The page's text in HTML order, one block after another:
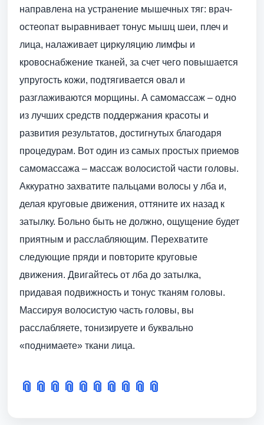
направлена на устранение мышечных тяг: врач-
остеопат выравнивает тонус мышц шеи, плеч и
лица, налаживает циркуляцию лимфы и
кровоснабжение тканей, за счет чего повышается
упругость кожи, подтягивается овал и
разглаживаются морщины. А самомассаж – одно
из лучших средств поддержания красоты и
развития результатов, достигнутых благодаря
процедурам. Вот один из самых простых приемов
самомассажа – массаж волосистой части головы.
Аккуратно захватите пальцами волосы у лба и,
делая круговые движения, оттяните их назад к
затылку. Больно быть не должно, ощущение будет
приятным и расслабляющим. Перехватите
следующие пряди и повторите круговые
движения. Двигайтесь от лба до затылка,
придавая подвижность и тонус тканям головы.
Массируя волосистую часть головы, вы
расслабляете, тонизируете и буквально
«поднимаете» ткани лица.
📎 📎 📎 📎 📎 📎 📎 📎 📎 📎